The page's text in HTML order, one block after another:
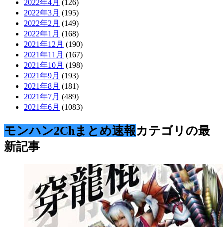
2022年4月 (126)
2022年3月 (195)
2022年2月 (149)
2022年1月 (168)
2021年12月 (190)
2021年11月 (167)
2021年10月 (198)
2021年9月 (193)
2021年8月 (181)
2021年7月 (489)
2021年6月 (1083)
モンハン2Chまとめ速報カテゴリの最
新記事